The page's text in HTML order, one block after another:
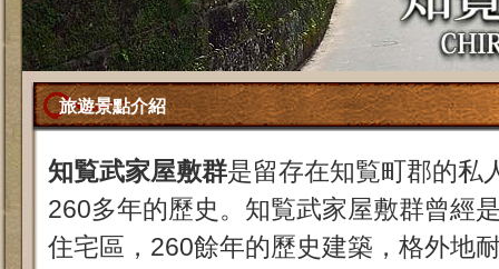
旅遊景點介紹
知覧武家屋敷群是留存在知覧町郡的私
260多年的歷史。知覧武家屋敷群曾經
住宅區，260餘年的歷史建築，格外地